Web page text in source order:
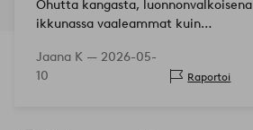
Ohutta kangasta, luonnonvalkoisena
ikkunassa vaaleammat kuin
😊
Jaana K — 2026-05-
10
Raportoi